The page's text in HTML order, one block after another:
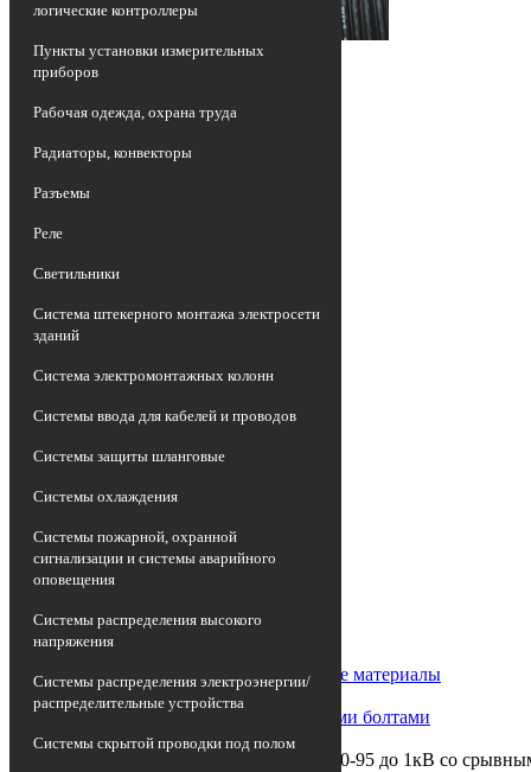
логические контроллеры
Пункты установки измерительных
приборов
Рабочая одежда, охрана труда
Радиаторы, конвекторы
Разъемы
Реле
Светильники
Система штекерного монтажа электросети
зданий
Система электромонтажных колонн
Системы ввода для кабелей и проводов
Системы защиты шланговые
Системы охлаждения
Системы пожарной, охранной
сигнализации и системы аварийного
оповещения
Системы распределения высокого
напряжения
Системы распределения электроэнергии/
распределительные устройства
Системы скрытой проводки под полом
Главная страница
Каталог
•
Арматура кабельная/Изоляционные материалы
Гильза соединительная со срывными болтами
•
Гильза механическая алюм. АМГ 50-95 до 1кВ со